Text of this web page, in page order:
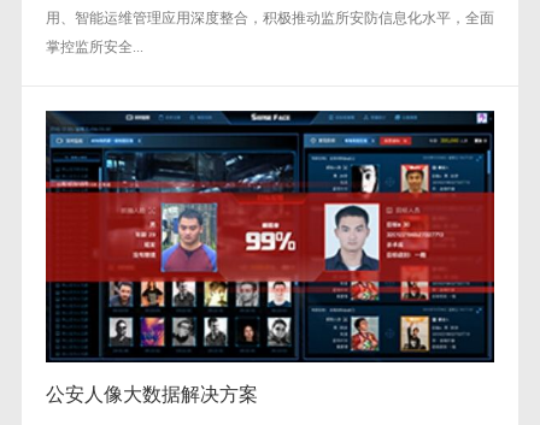
用、智能运维管理应用深度整合，积极推动监所安防信息化水平，全面
掌控监所安全...
公安人像大数据解决方案